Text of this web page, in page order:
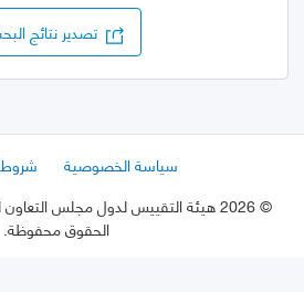
تصدير نتائج
سياسة الخصوصية
شروط
©2026 هيئة التقييس لدول مجلس التعاون لدول الخليج العربية
الحقوق محفوظة.